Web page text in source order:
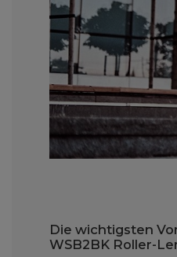
Die wichtigsten
WSB2BK Roller-